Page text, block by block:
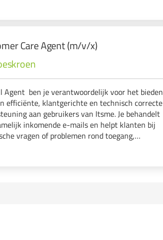
Care Agent (m/v/x)
Agent ben je verantwoordelijk voor het bieden
efficiënte, klantgerichte en technisch correcte
aan gebruikers van Itsme. Je behandelt
inkomende e-mails en helpt klanten bij
vragen of problemen rond toegang,